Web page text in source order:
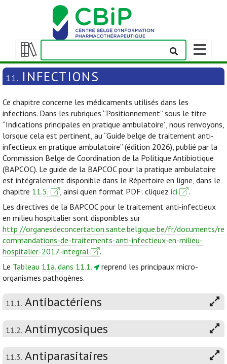
Afficher/masquer
la
table
matières
Afficher/
la
barre
navigation
11. INFECTIONS
Ce chapitre concerne les médicaments utilisés dans les
infections. Dans les rubriques “Positionnement” sous le titre
“Indications principales en pratique ambulatoire”, nous renvoyons,
lorsque cela est pertinent, au “Guide belge de traitement anti-
infectieux en pratique ambulatoire” (édition 2026), publié par la
Commission Belge de Coordination de la Politique Antibiotique
(BAPCOC). Le guide de la BAPCOC pour la pratique ambulatoire
est intégralement disponible dans le Répertoire en ligne, dans le
chapitre 11.5. , ainsi qu’en format PDF: cliquez ici
.
Les directives de la BAPCOC pour le traitement anti-infectieux
en milieu hospitalier sont disponibles sur
http://organesdeconcertation.sante.belgique.be/fr/documents/re
commandations-de-traitements-anti-infectieux-en-milieu-
hospitalier-2017-integral
.
Le Tableau 11a. dans 11.1.
reprend les principaux micro-
organismes pathogènes.
11.1. Antibactériens
11.2. Antimycosiques
11.3. Antiparasitaires